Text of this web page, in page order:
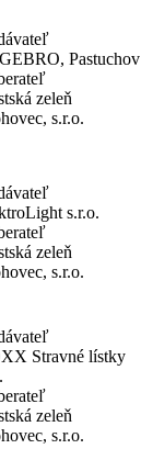
Pastuchov
zeleň
s.r.o.
s.r.o.
zeleň
s.r.o.
Stravné lístky
zeleň
s.r.o.